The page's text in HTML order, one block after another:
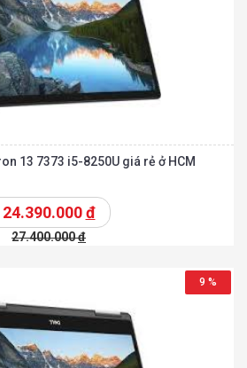
13 7373 i5-8250U giá rẻ ở HCM
24.390.000đ
27.400.000đ
9 %